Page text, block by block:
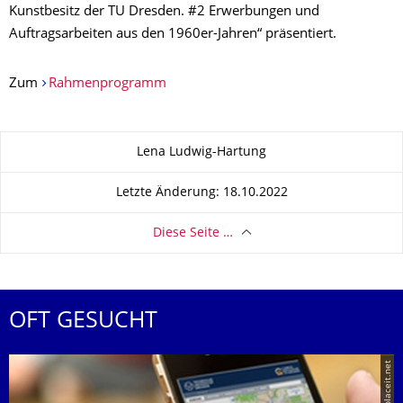
Kunstbesitz der TU Dresden. #2 Erwerbungen und
Auftragsarbeiten aus den 1960er-Jahren“ präsentiert.
Zum Rahmenprogramm
Zu dieser SeiteLena Ludwig-Hartung
Letzte Änderung: 18.10.2022
Diese Seite …
OFT GESUCHT
© placeit.net